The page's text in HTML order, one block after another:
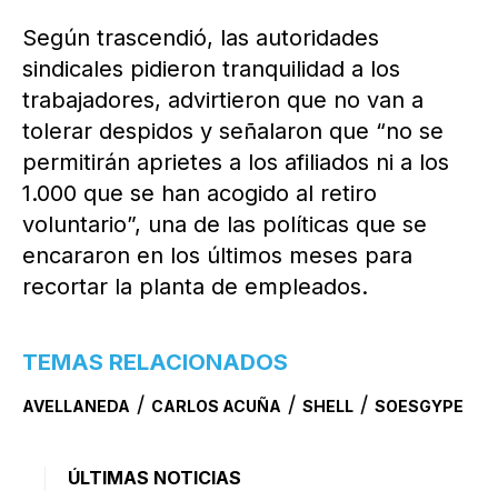
Según trascendió, las autoridades
sindicales pidieron tranquilidad a los
trabajadores, advirtieron que no van a
tolerar despidos y señalaron que “no se
permitirán aprietes a los afiliados ni a los
1.000 que se han acogido al retiro
voluntario”, una de las políticas que se
encararon en los últimos meses para
recortar la planta de empleados.
TEMAS RELACIONADOS
AVELLANEDA / CARLOS ACUÑA / SHELL / SOESGYPE
ÚLTIMAS NOTICIAS